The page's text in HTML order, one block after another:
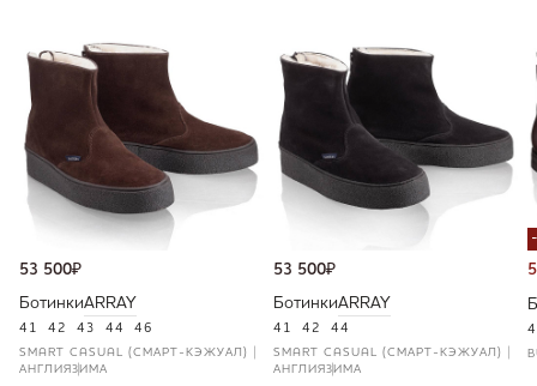
53 500₽
БотинкиARRAY
41 42 43 44 46
SMART CASUAL (СМАРТ-КЭЖУАЛ)
АНГЛИЯ ЗИМА
53 500₽
БотинкиARRAY
41 42 44
SMART CASUAL (СМАРТ-КЭЖУАЛ)
АНГЛИЯ ЗИМА